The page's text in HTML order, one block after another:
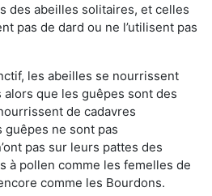
des abeilles solitaires, et celles
pas de dard ou ne l’utilisent pas
les abeilles se nourrissent
que les guêpes sont des
de cadavres
guêpes ne sont pas
pas sur leurs pattes des
à pollen comme les femelles de
comme les Bourdons.